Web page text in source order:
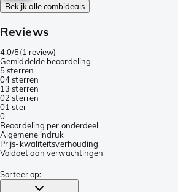
Bekijk alle combideals
Reviews
4.0/5(1 review)
Gemiddelde beoordeling
5 sterren
04 sterren
13 sterren
02 sterren
01 ster
0
Beoordeling per onderdeel
Algemene indruk
Prijs-kwaliteitsverhouding
Voldoet aan verwachtingen
Sorteer op: